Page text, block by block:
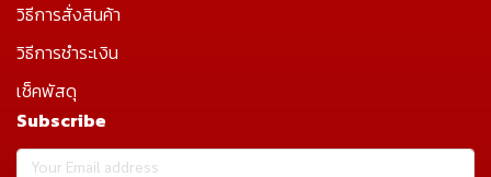
วิธีการสั่งสินค้า
วิธีการชำระเงิน
เช็คพัสดุ
Subscribe